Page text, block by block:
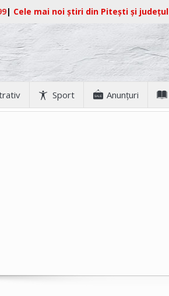
| Cele mai noi știri din Pitești și
Sport Anunţuri